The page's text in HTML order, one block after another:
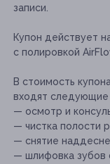
записи.
Купон действует
с полировкой
В стоимость
входят следующие
— осмотр и
— чистка полости
— снятие
— шлифовка зубов